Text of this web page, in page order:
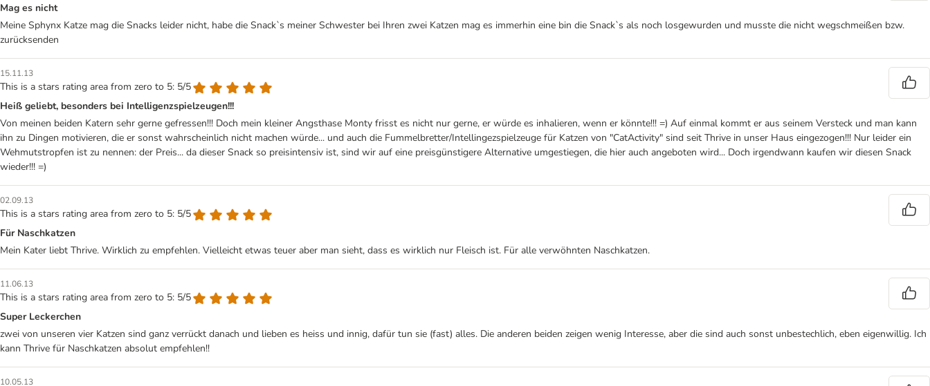
Mag es nicht
Meine Sphynx Katze mag die Snacks leider nicht, habe die Snack`s meiner Schwester bei Ihren zwei Katzen mag es immerhin eine bin die Snack`s als noch losgewurden und musste die nicht wegschmeißen bzw.
zurücksenden
15.11.13
This is a stars rating area from zero to 5: 5/5
Heiß geliebt, besonders bei Intelligenzspielzeugen!!!
Von meinen beiden Katern sehr gerne gefressen!!! Doch mein kleiner Angsthase Monty frisst es nicht nur gerne, er würde es inhalieren, wenn er könnte!!! =) Auf einmal kommt er aus seinem Versteck und man kann
ihn zu Dingen motivieren, die er sonst wahrscheinlich nicht machen würde... und auch die Fummelbretter/Intellingezspielzeuge für Katzen von "CatActivity" sind seit Thrive in unser Haus eingezogen!!! Nur leider ein
Wehmutstropfen ist zu nennen: der Preis... da dieser Snack so preisintensiv ist, sind wir auf eine preisgünstigere Alternative umgestiegen, die hier auch angeboten wird... Doch irgendwann kaufen wir diesen Snack
wieder!!! =)
02.09.13
This is a stars rating area from zero to 5: 5/5
Für Naschkatzen
Mein Kater liebt Thrive. Wirklich zu empfehlen. Vielleicht etwas teuer aber man sieht, dass es wirklich nur Fleisch ist. Für alle verwöhnten Naschkatzen.
11.06.13
This is a stars rating area from zero to 5: 5/5
Super Leckerchen
zwei von unseren vier Katzen sind ganz verrückt danach und lieben es heiss und innig, dafür tun sie (fast) alles. Die anderen beiden zeigen wenig Interesse, aber die sind auch sonst unbestechlich, eben eigenwillig. Ich
kann Thrive für Naschkatzen absolut empfehlen!!
10.05.13